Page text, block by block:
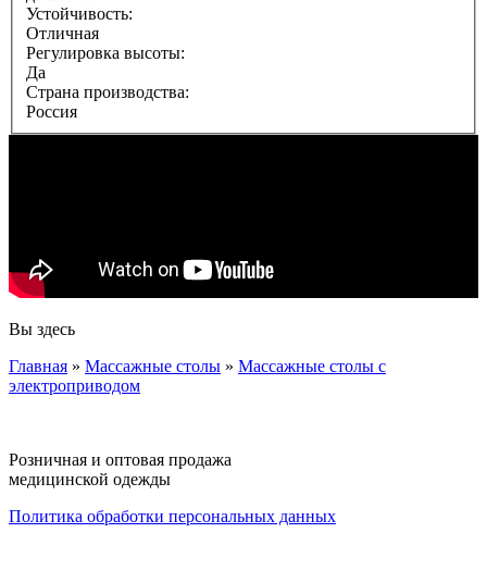
Устойчивость:
Отличная
Регулировка высоты:
Да
Страна производства:
Россия
Вы здесь
Главная » Массажные столы » Массажные столы с
электроприводом
Розничная и оптовая продажа
медицинской одежды
Политика обработки персональных данных